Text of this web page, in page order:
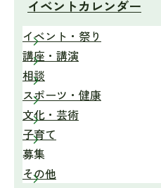
イベントカレンダー
イベント・祭り
講座・講演
相談
スポーツ・健康
文化・芸術
子育て
募集
その他